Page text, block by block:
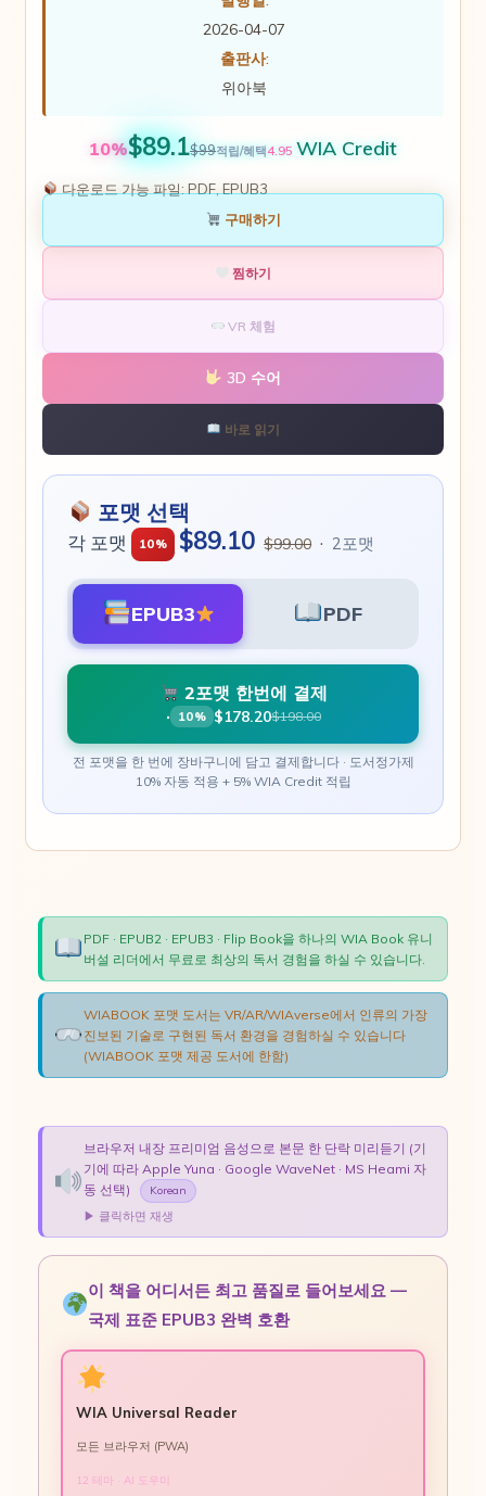
2026-04-07
출판사:
위아북
10%$89.1$99적립/혜택4.95 WIA Credit
다운로드 가능 파일: PDF, EPUB3
구매하기
찜하기
VR 체험
3D 수어
바로 읽기
포맷 선택
각 포맷 10% $89.10 $99.00 · 2포맷
EPUB3 PDF
2포맷 한번에 결제
· 10% $178.20$198.00
전 포맷을 한 번에 장바구니에 담고 결제합니다 · 도서정가제
10% 자동 적용 + 5% WIA Credit 적립
PDF · EPUB2 · EPUB3 · Flip Book을 하나의 WIA Book 유니
버설 리더에서 무료로 최상의 독서 경험을 하실 수 있습니다.
WIABOOK 포맷 도서는 VR/AR/WIAverse에서 인류의 가장
진보된 기술로 구현된 독서 환경을 경험하실 수 있습니다
(WIABOOK 포맷 제공 도서에 한함)
브라우저 내장 프리미엄 음성으로 본문 한 단락 미리듣기 (기
기에 따라 Apple Yuna · Google WaveNet · MS Heami 자
동 선택)
Korean
▶ 클릭하면 재생
이 책을 어디서든 최고 품질로 들어보세요 —
국제 표준 EPUB3 완벽 호환
WIA Universal Reader
모든 브라우저 (PWA)
12 테마 · AI 도우미